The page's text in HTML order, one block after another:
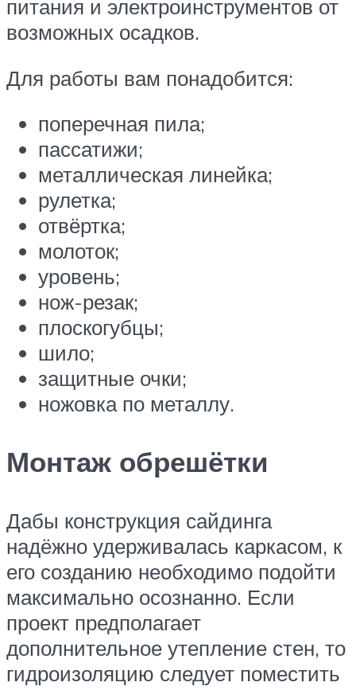
питания и электроинструментов от
возможных осадков.
Для работы вам понадобится:
поперечная пила;
пассатижи;
металлическая линейка;
рулетка;
отвёртка;
молоток;
уровень;
нож-резак;
плоскогубцы;
шило;
защитные очки;
ножовка по металлу.
Монтаж обрешётки
Дабы конструкция сайдинга
надёжно удерживалась каркасом, к
его созданию необходимо подойти
максимально осознанно. Если
проект предполагает
дополнительное утепление стен, то
гидроизоляцию следует поместить